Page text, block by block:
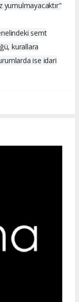
yumulmayacaktır"
semt
kurallara
ise idari